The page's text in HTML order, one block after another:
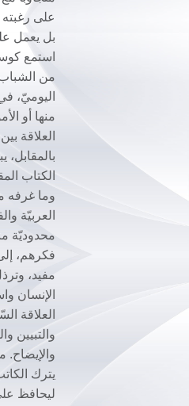
على رغبته
بل يعمل
استمع
من
اليوميّ،
منها أو
العلاقة
الكتاب
وما غرفه
العربيّة
محدوديّة
فكرهم،
مفيد،
الإنسان
العلاقة
والتبيين
والإيضاح.
يترك
ليحافظ